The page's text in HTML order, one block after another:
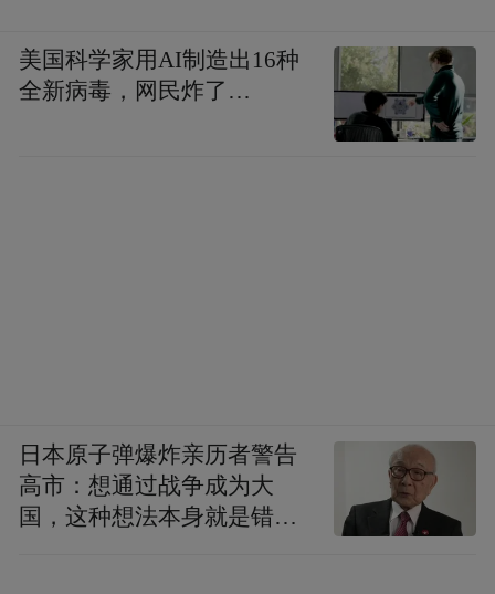
美国科学家用AI制造出16种
全新病毒，网民炸了…
日本原子弹爆炸亲历者警告
高市：想通过战争成为大
国，这种想法本身就是错误